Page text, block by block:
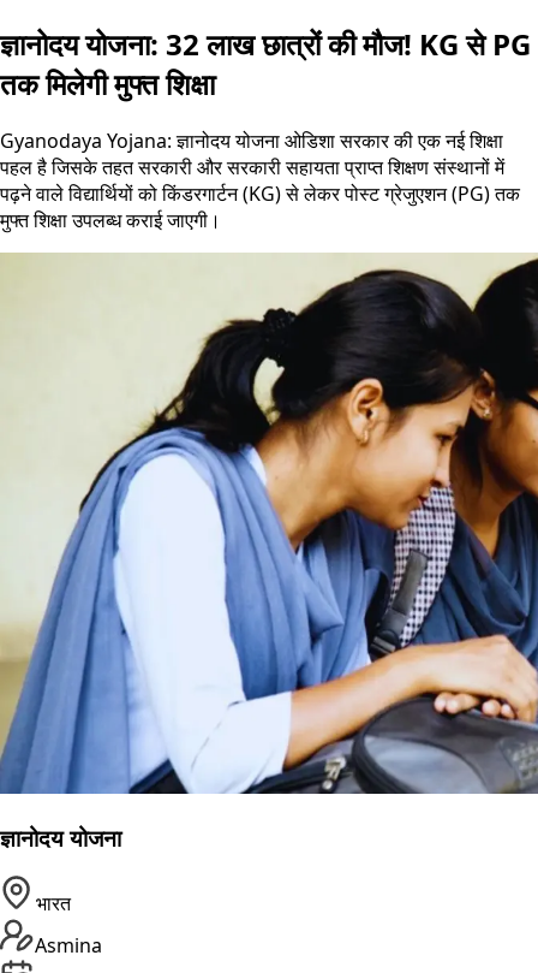
ज्ञानोदय योजना: 32 लाख छात्रों की मौज! KG से PG
तक मिलेगी मुफ्त शिक्षा
Gyanodaya Yojana: ज्ञानोदय योजना ओडिशा सरकार की एक नई शिक्षा
पहल है जिसके तहत सरकारी और सरकारी सहायता प्राप्त शिक्षण संस्थानों में
पढ़ने वाले विद्यार्थियों को किंडरगार्टन (KG) से लेकर पोस्ट ग्रेजुएशन (PG) तक
मुफ्त शिक्षा उपलब्ध कराई जाएगी।
ज्ञानोदय योजना
भारत
Asmina